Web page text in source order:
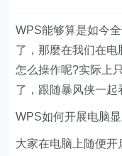
WPS能够算是如今
了，那麼在我们在
怎么操作呢?实际上
了，跟随暴风侠一起
WPS如何开展电脑
大家在电脑上随便